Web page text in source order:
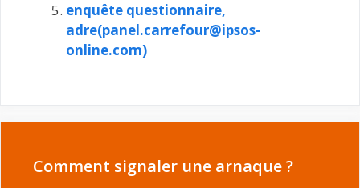
enquête questionnaire,
adre(panel.carrefour@ipsos-
online.com)
Comment signaler une arnaque ?